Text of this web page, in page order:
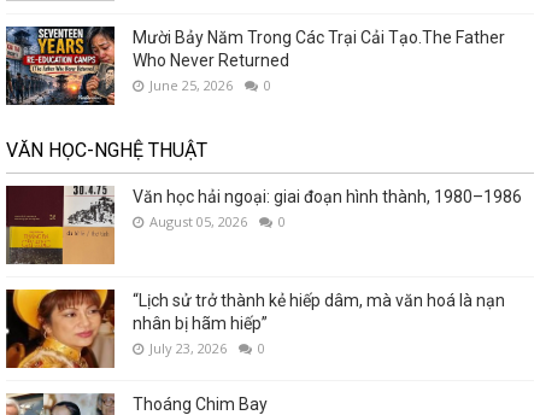
Mười Bảy Năm Trong Các Trại Cải Tạo.The Father
Who Never Returned
June 25, 2026 0
VĂN HỌC-NGHỆ THUẬT
Văn học hải ngoại: giai đoạn hình thành, 1980–1986
August 05, 2026 0
“Lịch sử trở thành kẻ hiếp dâm, mà văn hoá là nạn
nhân bị hãm hiếp”
July 23, 2026 0
Thoáng Chim Bay